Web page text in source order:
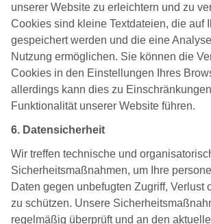
unserer Website zu erleichtern und zu
Cookies sind kleine Textdateien, die auf
gespeichert werden und die eine
Nutzung ermöglichen. Sie können die
Cookies in den Einstellungen Ihres
allerdings kann dies zu
Funktionalität unserer Website führen.
6. Datensicherheit
Wir treffen technische und
Sicherheitsmaßnahmen, um Ihre
Daten gegen unbefugten Zugriff, Verlust
zu schützen. Unsere
regelmäßig überprüft und an den